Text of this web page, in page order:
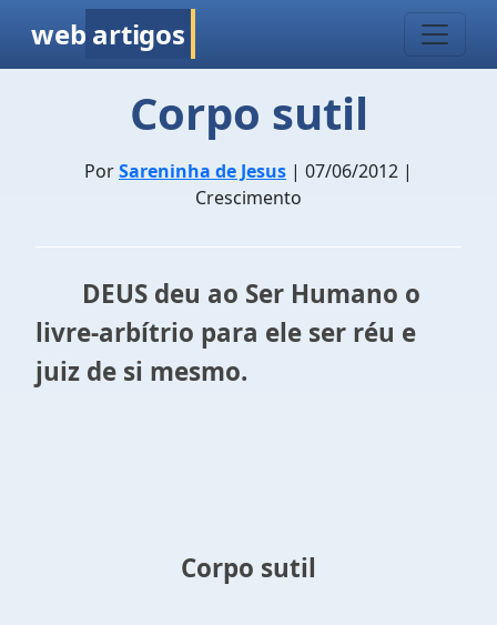
web artigos
Corpo sutil
PorSareninha de Jesus | 07/06/2012 |
Crescimento
DEUS deu ao Ser Humano o
livre-arbítrio para ele ser réu e
juiz de si mesmo.
Corpo sutil